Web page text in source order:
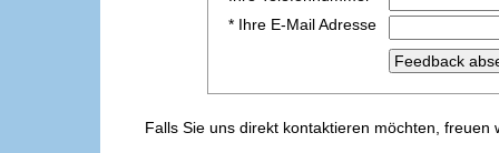
* Ihre E-Mail Adresse
Falls Sie uns direkt kontaktieren möchten,